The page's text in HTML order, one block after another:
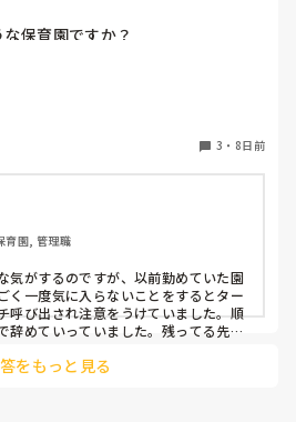
保育園ですか？
3 ・ 8日前
育園, 管理職
気がするのですが、以前勤めていた園
く一度気に入らないことをするとター
呼び出され注意をうけていました。順
辞めていっていました。残ってる先生
けど子どもたちのことを思うとやめれ
をもっと見る